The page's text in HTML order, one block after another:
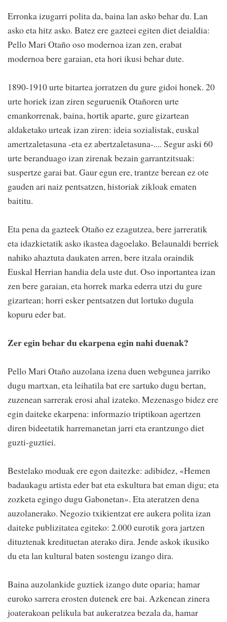
Erronka izugarri polita da, baina lan asko behar du. Lan
asko eta hitz asko. Batez ere gazteei egiten diet deialdia:
Pello Mari Otaño oso modernoa izan zen, erabat
modernoa bere garaian, eta hori ikusi behar dute.
1890-1910 urte bitartea jorratzen du gure gidoi honek. 20
urte horiek izan ziren seguruenik Otañoren urte
emankorrenak, baina, hortik aparte, gure gizartean
aldaketako urteak izan ziren: ideia sozialistak, euskal
amertzaletasuna -eta ez abertzaletasuna-.... Segur aski 60
urte beranduago izan zirenak bezain garrantzitsuak:
suspertze garai bat. Gaur egun ere, trantze berean ez ote
gauden ari naiz pentsatzen, historiak zikloak ematen
baititu.
Eta pena da gazteek Otaño ez ezagutzea, bere jarreratik
eta idazkietatik asko ikastea dagoelako. Belaunaldi berriek
nahiko ahaztuta daukaten arren, bere itzala oraindik
Euskal Herrian handia dela uste dut. Oso inportantea izan
zen bere garaian, eta horrek marka ederra utzi du gure
gizartean; horri esker pentsatzen dut lortuko dugula
kopuru eder bat.
Zer egin behar du ekarpena egin nahi duenak?
Pello Mari Otaño auzolana izena duen webgunea jarriko
dugu martxan, eta leihatila bat ere sartuko dugu bertan,
zuzenean sarrerak erosi ahal izateko. Mezenasgo bidez ere
egin daiteke ekarpena: informazio triptikoan agertzen
diren bideetatik harremanetan jarri eta erantzungo diet
guzti-guztiei.
Bestelako moduak ere egon daitezke: adibidez, «Hemen
badaukagu artista eder bat eta eskultura bat eman digu; eta
zozketa egingo dugu Gabonetan». Eta ateratzen dena
auzolanerako. Negozio txikientzat ere aukera polita izan
daiteke publizitatea egiteko: 2.000 eurotik gora jartzen
dituztenak kredituetan aterako dira. Jende askok ikusiko
du eta lan kultural baten sostengu izango dira.
Baina auzolankide guztiek izango dute oparia; hamar
euroko sarrera erosten dutenek ere bai. Azkenean zinera
joaterakoan pelikula bat aukeratzea bezala da, hamar